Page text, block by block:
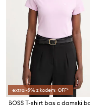
extra -5% z kodem: OFF*